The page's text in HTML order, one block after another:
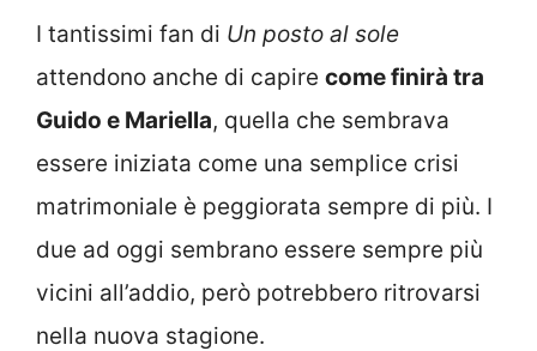
I tantissimi fan di Un posto al sole
attendono anche di capire come finirà tra
Guido e Mariella, quella che sembrava
essere iniziata come una semplice crisi
matrimoniale è peggiorata sempre di più. I
due ad oggi sembrano essere sempre più
vicini all’addio, però potrebbero ritrovarsi
nella nuova stagione.